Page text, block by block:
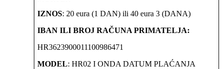
IZNOS: 20 eura (1 DAN) ili 40 eura 3 (DANA)
IBAN ILI BROJ RAČUNA PRIMATELJA:
HR3623900011100986471
MODEL: HR02 I ONDA DATUM PLAĆANJA